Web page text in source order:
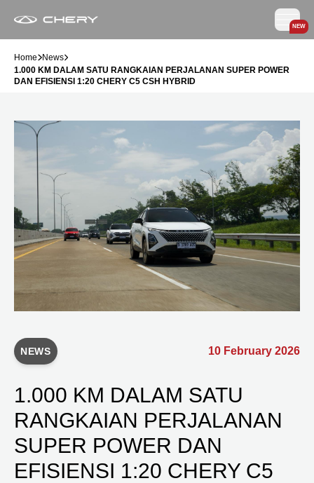
NEW
Home News
1.000 KM DALAM SATU RANGKAIAN PERJALANAN SUPER POWER
DAN EFISIENSI 1:20 CHERY C5 CSH HYBRID
NEWS 10 February 2026
1.000 KM DALAM SATU
RANGKAIAN PERJALANAN
SUPER POWER DAN
EFISIENSI 1:20 CHERY C5